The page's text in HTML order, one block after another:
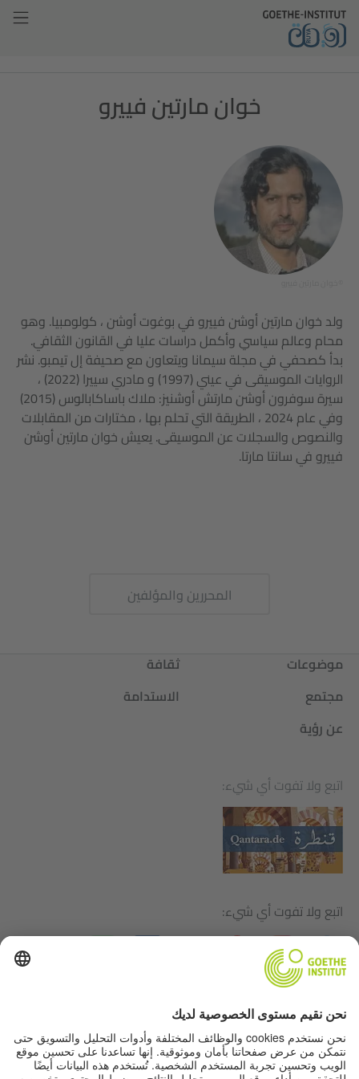
خوان مارتين فييرو
ولد خوان مارتين أوشن فييرو في بوغوت أوشن ، كولومبيا. وهو
محام وعالم سياسي وأكمل دراسات عليا في القانون الثقافي.
بدأ كصحفي في مجلة سيمانا ويتعاون مع صحيفة إل تيمبو. نشر
الروايات الموسيقى في عيني (1997) و مادري سييرا (2022) ،
سيرة سوفرون أوشن مارتش أوشنيز: ملاك باساكابالوس (2015)
وفي عام 2024 ، الطريقة التي تحلم بها ، مختارات من المقابلات
والنصوص والسجلات عن الموسيقى. يعيش خوان مارتين أوشن
فييرو في سانتا مارتا.
المحررين والمؤلفين
موضوعات
ثقافة
مجتمع
الاستدامة
عن رؤية
بيانات التحرير
حماية البيانات
شروط الاستخدام
إعدادات الخصوصية
اتبع ولا تفوت أي شيء:
اتبع ولا تفوت أي شيء: